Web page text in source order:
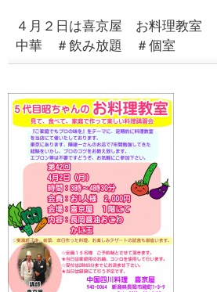
４月２日は喜京屋 お料理
中華 ＃飲み放題 ＃個室